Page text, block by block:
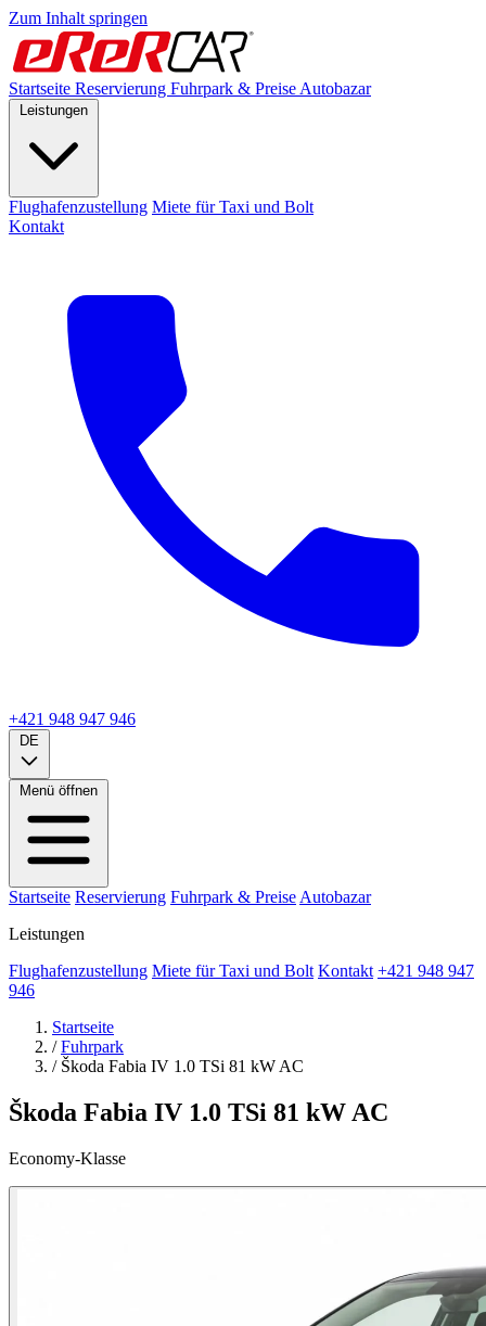
Zum Inhalt springen
Startseite Reservierung Fuhrpark & Preise Autobazar
Leistungen
Flughafenzustellung Miete für Taxi und Bolt
Kontakt
+421 948 947 946
DE
Menü öffnen
Startseite Reservierung Fuhrpark & Preise Autobazar
Leistungen
Flughafenzustellung Miete für Taxi und Bolt Kontakt +421 948 947
946
Startseite
/ Fuhrpark
/ Škoda Fabia IV 1.0 TSi 81 kW AC
Škoda Fabia IV 1.0 TSi 81 kW AC
Economy-Klasse